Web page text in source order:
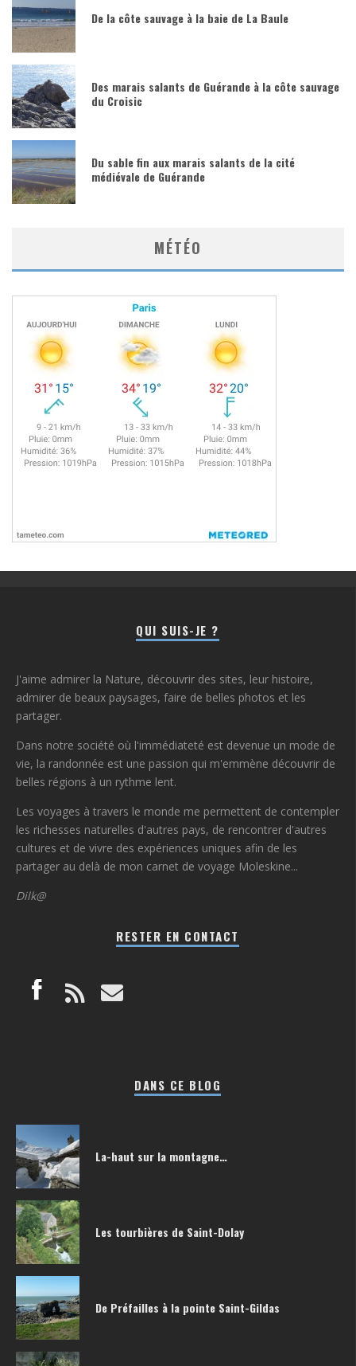
De la côte sauvage à la baie de La Baule
Des marais salants de Guérande à la côte sauvage
du Croisic
Du sable fin aux marais salants de la cité
médiévale de Guérande
MÉTÉO
QUI SUIS-JE ?
J'aime admirer la Nature, découvrir des sites, leur histoire,
admirer de beaux paysages, faire de belles photos et les
partager.
Dans notre société où l'immédiateté est devenue un mode de
vie, la randonnée est une passion qui m'emmène découvrir de
belles régions à un rythme lent.
Les voyages à travers le monde me permettent de contempler
les richesses naturelles d'autres pays, de rencontrer d'autres
cultures et de vivre des expériences uniques afin de les
partager au delà de mon carnet de voyage Moleskine...
Dilk@
RESTER EN CONTACT
DANS CE BLOG
La-haut sur la montagne…
Les tourbières de Saint-Dolay
De Préfailles à la pointe Saint-Gildas